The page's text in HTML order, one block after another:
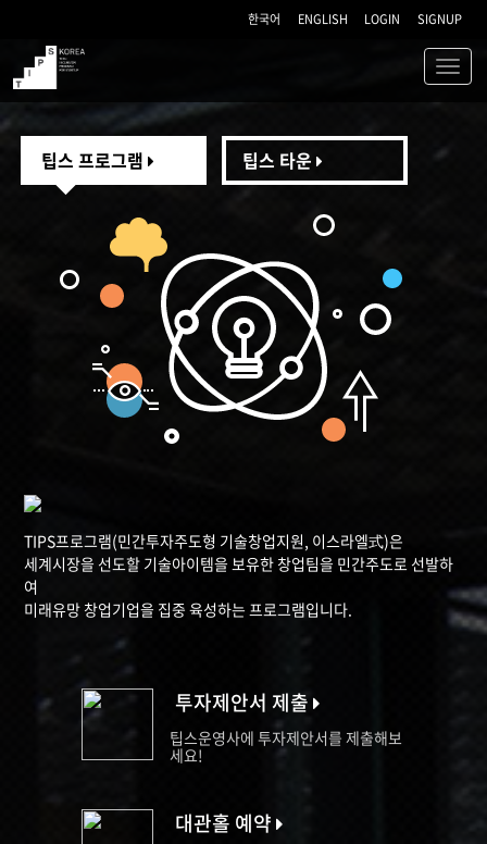
한국어 ENGLISH LOGIN SIGNUP
TIPS
팁스 프로그램 팁스 타운
TIPS프로그램(민간투자주도형 기술창업지원, 이스라엘式)은
세계시장을 선도할 기술아이템을 보유한 창업팀을 민간주도로 선발하
여
미래유망 창업기업을 집중 육성하는 프로그램입니다.
투자제안서 제출
팁스운영사에 투자제안서를 제출해보
세요!
대관홀 예약